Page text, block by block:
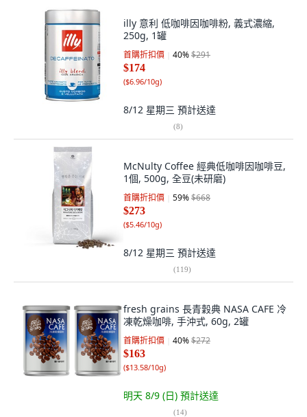
illy 意利 低咖啡因咖啡粉, 義式濃縮,
250g, 1罐
首購折扣價 40%$291
$174
($6.96/10g)
8/12 星期三 預計送達
(8)
McNulty Coffee 經典低咖啡因咖啡豆,
1個, 500g, 全豆(未研磨)
首購折扣價 59%$668
$273
($5.46/10g)
8/12 星期三 預計送達
(119)
fresh grains 長青穀典 NASA CAFE 冷
凍乾燥咖啡, 手沖式, 60g, 2罐
首購折扣價 40%$272
$163
($13.58/10g)
明天 8/9 (日) 預計送達
(14)